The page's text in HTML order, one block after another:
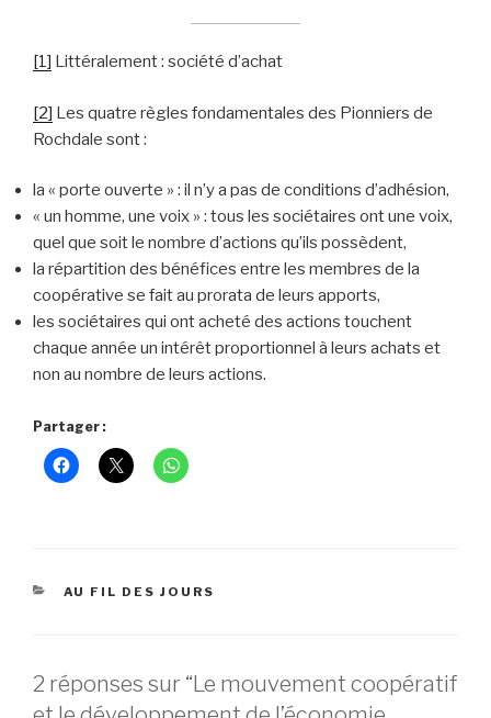
[1] Littéralement : société d’achat
[2] Les quatre règles fondamentales des Pionniers de
Rochdale sont :
la « porte ouverte » : il n’y a pas de conditions d’adhésion,
« un homme, une voix » : tous les sociétaires ont une voix,
quel que soit le nombre d’actions qu’ils possèdent,
la répartition des bénéfices entre les membres de la
coopérative se fait au prorata de leurs apports,
les sociétaires qui ont acheté des actions touchent
chaque année un intérêt proportionnel à leurs achats et
non au nombre de leurs actions.
Partager :
CATÉGORIES
AU FIL DES JOURS
2 réponses sur “Le mouvement coopératif